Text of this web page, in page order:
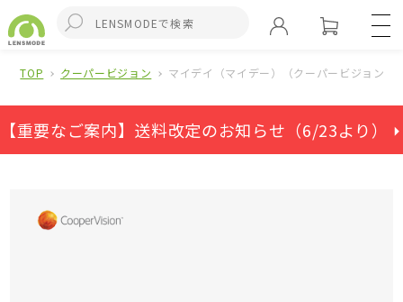
TOP クーパービジョン マイデイ（マイデー）（クーパービジョン）
【重要なご案内】送料改定のお知らせ（6/23より） ⏵